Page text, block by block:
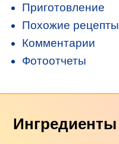
Приготовление
Похожие рецепты
Комментарии
Фотоотчеты
Ингредиенты